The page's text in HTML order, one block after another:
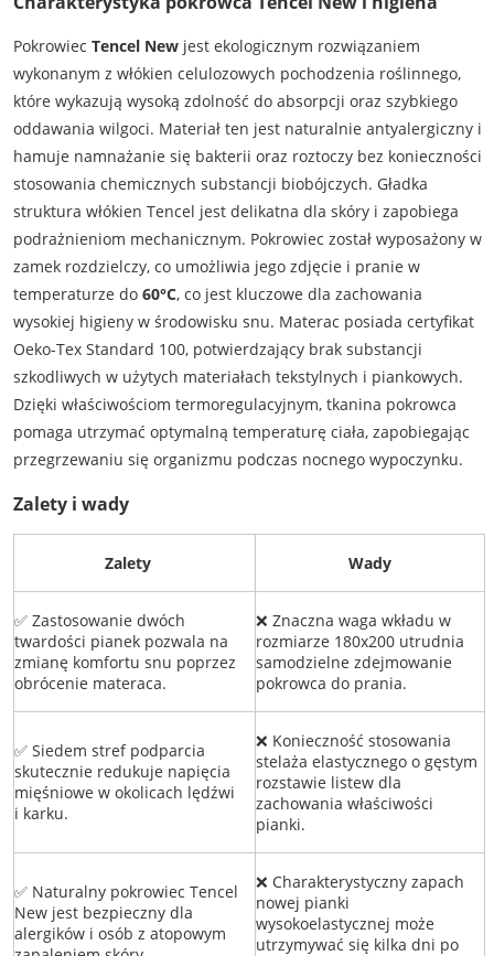
Pokrowiec Tencel Newjest ekologicznym rozwiązaniem
wykonanym z włókien celulozowych pochodzenia roślinnego,
które wykazują wysoką zdolność do absorpcji oraz szybkiego
oddawania wilgoci. Materiał ten jest naturalnie antyalergiczny i
hamuje namnażanie się bakterii oraz roztoczy bez konieczności
stosowania chemicznych substancji biobójczych. Gładka
struktura włókien Tencel jest delikatna dla skóry i zapobiega
podrażnieniom mechanicznym. Pokrowiec został wyposażony w
zamek rozdzielczy, co umożliwia jego zdjęcie i pranie w
temperaturze do 60°C, co jest kluczowe dla zachowania
wysokiej higieny w środowisku snu. Materac posiada certyfikat
Oeko-Tex Standard 100, potwierdzający brak substancji
szkodliwych w użytych materiałach tekstylnych i piankowych.
Dzięki właściwościom termoregulacyjnym, tkanina pokrowca
pomaga utrzymać optymalną temperaturę ciała, zapobiegając
przegrzewaniu się organizmu podczas nocnego wypoczynku.
Zalety i wady
Zalety Wady
✅ Zastosowanie dwóch
twardości pianek pozwala na
zmianę komfortu snu poprzez
obrócenie materaca.
❌ Znaczna waga wkładu w
rozmiarze 180x200 utrudnia
samodzielne zdejmowanie
pokrowca do prania.
✅ Siedem stref podparcia
skutecznie redukuje napięcia
mięśniowe w okolicach lędźwi
i karku.
❌ Konieczność stosowania
stelaża elastycznego o gęstym
rozstawie listew dla
zachowania właściwości
pianki.
✅ Naturalny pokrowiec Tencel
New jest bezpieczny dla
alergików i osób z atopowym
❌ Charakterystyczny zapach
nowej pianki
wysokoelastycznej może
utrzymywać się kilka dni po